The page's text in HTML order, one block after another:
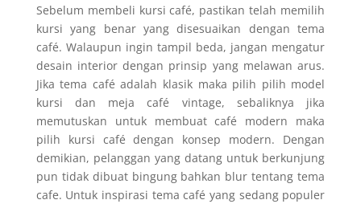
Sebelum membeli kursi café, pastikan telah memilih
kursi yang benar yang disesuaikan dengan tema
café. Walaupun ingin tampil beda, jangan mengatur
desain interior dengan prinsip yang melawan arus.
Jika tema café adalah klasik maka pilih pilih model
kursi dan meja café vintage, sebaliknya jika
memutuskan untuk membuat café modern maka
pilih kursi café dengan konsep modern. Dengan
demikian, pelanggan yang datang untuk berkunjung
pun tidak dibuat bingung bahkan blur tentang tema
cafe. Untuk inspirasi tema café yang sedang populer